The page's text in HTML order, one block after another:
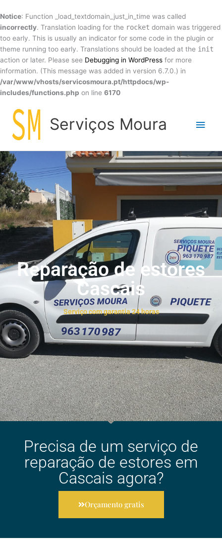
Notice: Function _load_textdomain_just_in_time was called
incorrectly. Translation loading for the rocket domain was triggered
too early. This is usually an indicator for some code in the plugin or
theme running too early. Translations should be loaded at the init
action or later. Please see Debugging in WordPress for more
information. (This message was added in version 6.7.0.) in
/var/www/vhosts/servicosmoura.pt/httpdocs/wp-
includes/functions.php on line 6170
to
content
Serviços Moura
Reparação de estores
Cascais
Serviço com garantia 24 horas
Precisa de um serviço de
reparação de estores em
Cascais agora?
Orçamento gratis